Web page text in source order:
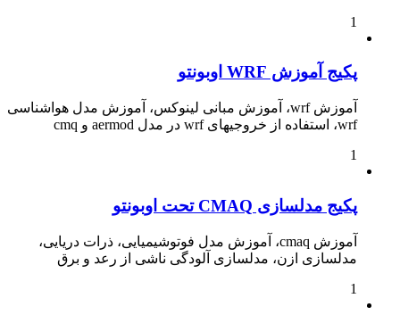
1
پکیج آموزش WRF اوبونتو
آموزش wrf، آموزش مبانی لینوکس، آموزش مدل هواشناسی
wrf، استفاده از خروجیهای wrf در مدل aermod و cmq
1
پکیج مدلسازی CMAQ تحت اوبونتو
آموزش cmaq، آموزش مدل فوتوشیمیایی، ذرات دریایی،
مدلسازی ازن، مدلسازی آلودگی ناشی از رعد و برق
1